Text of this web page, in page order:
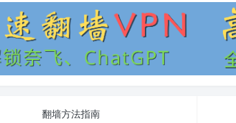
翻墙方法指南